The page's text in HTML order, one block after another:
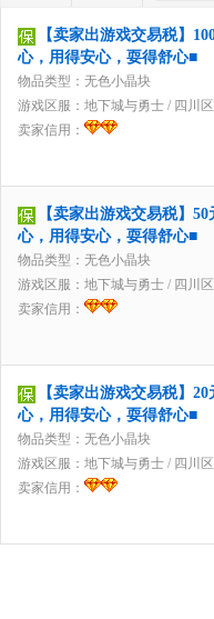
【卖家出游戏交易税】
心，用得安心，耍得舒心■
物品类型：无色小晶块
游戏区服： 地下城与勇士 / 四川区
卖家信用：
【卖家出游戏交易税】
心，用得安心，耍得舒心■
物品类型：无色小晶块
游戏区服： 地下城与勇士 / 四川区
卖家信用：
【卖家出游戏交易税】
心，用得安心，耍得舒心■
物品类型：无色小晶块
游戏区服： 地下城与勇士 / 四川区
卖家信用：